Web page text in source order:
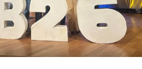
a la educación y a la
el país. En línea con nuestro
de la estrategia de
creemos que la
acompañadas de